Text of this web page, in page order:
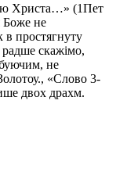
Христа…» (1Пет
Боже не
в простягнуту
скажімо,
не
«Слово 3-
двох драхм.